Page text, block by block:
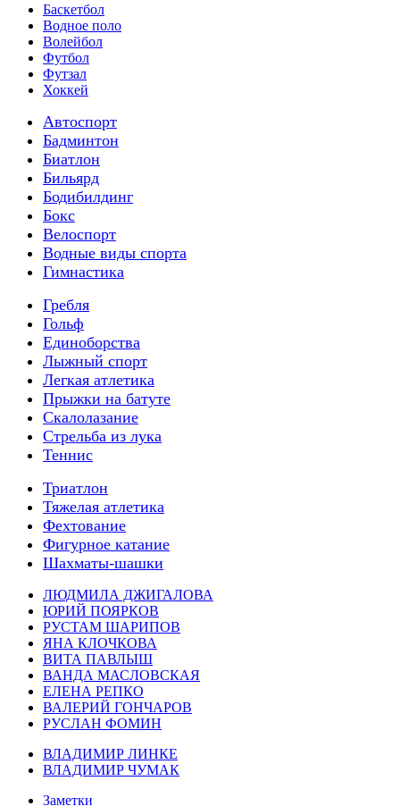
Баскетбол
Водное поло
Волейбол
Футбол
Футзал
Хоккей
Автоспорт
Бадминтон
Биатлон
Бильярд
Бодибилдинг
Бокс
Велоспорт
Водные виды спорта
Гимнастика
Гребля
Гольф
Единоборства
Лыжный спорт
Легкая атлетика
Прыжки на батуте
Скалолазание
Стрельба из лука
Теннис
Триатлон
Тяжелая атлетика
Фехтование
Фигурное катание
Шахматы-шашки
ЛЮДМИЛА ДЖИГАЛОВА
ЮРИЙ ПОЯРКОВ
РУСТАМ ШАРИПОВ
ЯНА КЛОЧКОВА
ВИТА ПАВЛЫШ
ВАНДА МАСЛОВСКАЯ
ЕЛЕНА РЕПКО
ВАЛЕРИЙ ГОНЧАРОВ
РУСЛАН ФОМИН
ВЛАДИМИР ЛИНКЕ
ВЛАДИМИР ЧУМАК
Заметки